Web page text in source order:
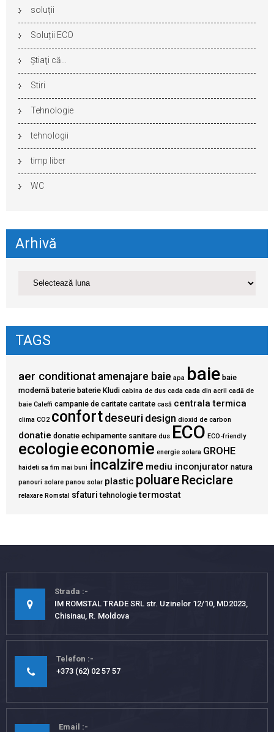
soluții
Soluții ECO
Ştiaţi că…
Stiri
Tehnologie
tehnologii
timp liber
WC
Arhivă
TAGS
aer conditionat amenajare baie apa baie baie
modernă baterie baterie Kludi cabina de dus cada cada din acril cadă de
baie Caleffi campanie de caritate caritate casă centrala termica
clima CO2 confortdeseuri design dioxid de carbon
donatie donatie echipamente sanitare dus ECO ECO-friendly
ecologieeconomie energie solara GROHE
haideti sa fim mai buni incalzire mediu inconjurator natura
panouri solare panou solar plastic poluare Reciclare
relaxare Romstal sfaturi tehnologie termostat
Strada
IM ROMSTAL TRADE SRL str. Uzinelor 12/10, MD2023,
Chisinau, R. Moldova
Telefon
+373 (62) 02 57 57
Email